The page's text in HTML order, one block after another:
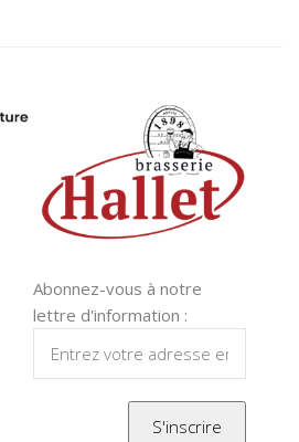
Abonnez-vous à notre
lettre d'information :